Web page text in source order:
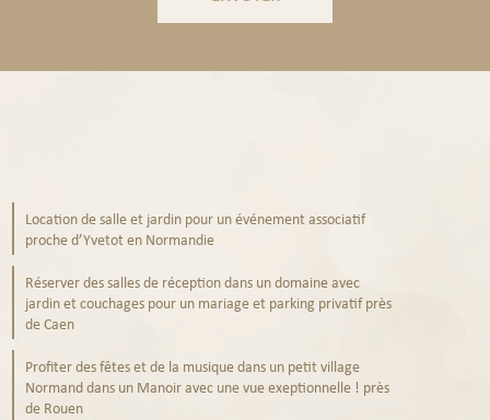
Location de salle et jardin pour un événement associatif
proche d’Yvetot en Normandie
Réserver des salles de réception dans un domaine avec
jardin et couchages pour un mariage et parking privatif près
de Caen
Profiter des fêtes et de la musique dans un petit village
Normand dans un Manoir avec une vue exeptionnelle ! près
de Rouen